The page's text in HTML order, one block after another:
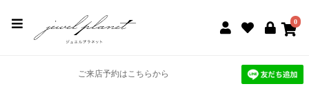
0
ご来店予約はこちらから